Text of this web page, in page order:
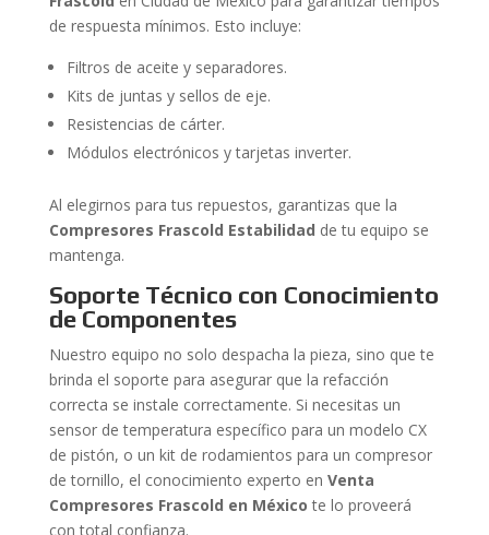
de respuesta mínimos. Esto incluye:
Filtros de aceite y separadores.
Kits de juntas y sellos de eje.
Resistencias de cárter.
Módulos electrónicos y tarjetas inverter.
Al elegirnos para tus repuestos, garantizas que la
Compresores Frascold Estabilidad de tu equipo se
mantenga.
Soporte Técnico con Conocimiento
de Componentes
Nuestro equipo no solo despacha la pieza, sino que te
brinda el soporte para asegurar que la refacción
correcta se instale correctamente. Si necesitas un
sensor de temperatura específico para un modelo CX
de pistón, o un kit de rodamientos para un compresor
de tornillo, el conocimiento experto en Venta
Compresores Frascold en México te lo proveerá
con total confianza.